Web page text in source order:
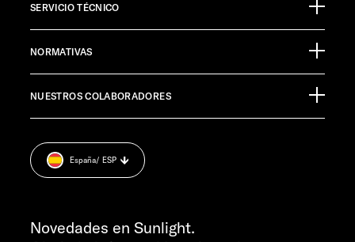
Ölmühlestraße 6
88299 Leutkirch
Germany
ATENCIÓN AL CLIENTE
service@service.sunlight.de
L-J 7:30-12:00 Y 13:00-16:00
VIE 7:30-12:00
info@sunlight.de
SERVICIO TÉCNICO
Material informativo
NORMATIVAS
Aviso legal.
Cookie Consent
Información sobre el peso.
NUESTROS COLABORADORES
Novedades en Sunlight.
España/ ESP